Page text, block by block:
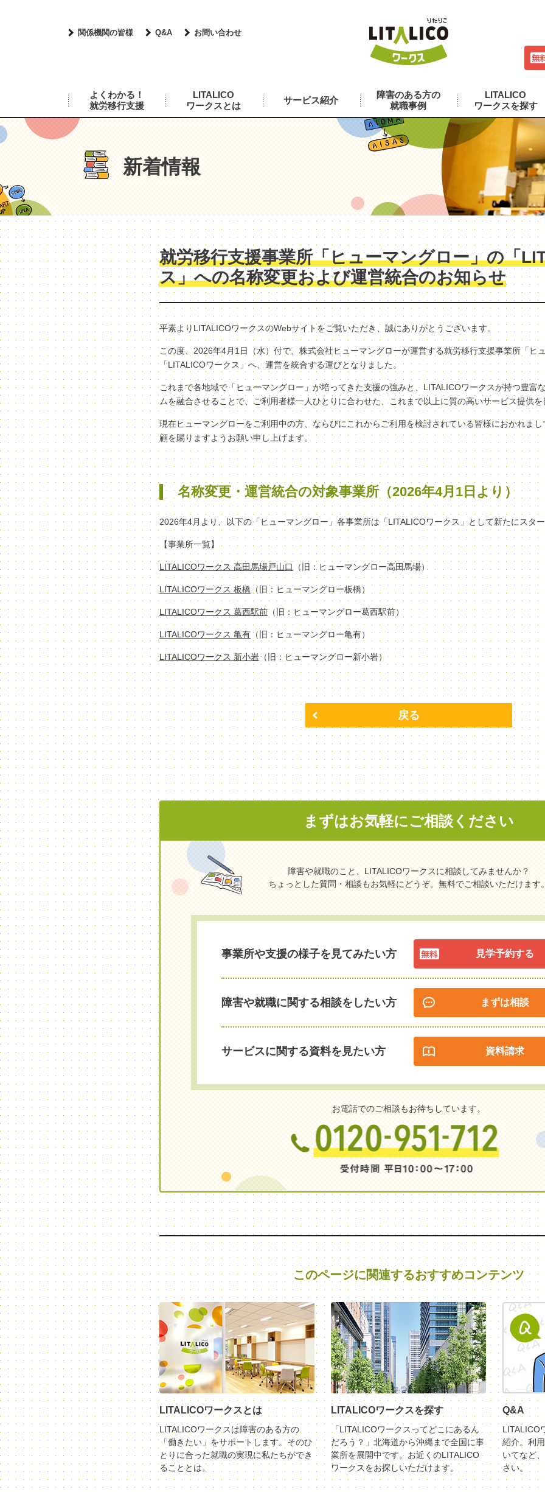
関係機関の皆様 Q&A お問い合わせ
よくわかる！
就労移行支援
LITALICO
ワークスとは
サービス紹介
障害のある方の
就職事例
LITALICO
ワークスを探す
新着情報
就労移行支援事業所「ヒューマングロー」の「
ス」への名称変更および運営統合のお知らせ
平素よりLITALICOワークスのWebサイトをご覧いただき、誠にありがとうございます。
この度、2026年4月1日（水）付で、株式会社ヒューマングローが運営する就労移行支援事業所「ヒ
「LITALICOワークス」へ、運営を統合する運びとなりました。
これまで各地域で「ヒューマングロー」が培ってきた支援の強みと、LITALICOワークスが持つ豊富
ムを融合させることで、ご利用者様一人ひとりに合わせた、これまで以上に質の高いサービス提供
現在ヒューマングローをご利用中の方、ならびにこれからご利用を検討されている皆様におかれま
顧を賜りますようお願い申し上げます。
名称変更・運営統合の対象事業所（2026年4月1日より）
2026年4月より、以下の「ヒューマングロー」各事業所は「LITALICOワークス」として新たにスタ
【事業所一覧】
LITALICOワークス 高田馬場戸山口 （旧：ヒューマングロー高田馬場）
LITALICOワークス 板橋 （旧：ヒューマングロー板橋）
LITALICOワークス 葛西駅前（旧：ヒューマングロー葛西駅前）
LITALICOワークス 亀有 （旧：ヒューマングロー亀有）
LITALICOワークス 新小岩（旧：ヒューマングロー新小岩）
戻る
まずはお気軽にご相談ください
障害や就職のこと、LITALICOワークスに相談してみませんか？
ちょっとした質問・相談もお気軽にどうぞ。無料でご相談いただけます
事業所や支援の様子を見てみたい方 見学予約する
障害や就職に関する相談をしたい方 まずは相談
サービスに関する資料を見たい方 資料請求
お電話でのご相談もお待ちしています。
このページに関連するおすすめコンテンツ
LITALICOワークスとは
LITALICOワークスは障害のある方の
「働きたい」をサポートします。そのひ
とりに合った就職の実現に私たちができ
ることとは。
LITALICOワークスを探す
「LITALICOワークスってどこにあるん
だろう？」北海道から沖縄まで全国に事
業所を展開中です。お近くのLITALICO
ワークスをお探しいただけます。
Q&A
LITALICO
紹介。利
いてなど
さい。